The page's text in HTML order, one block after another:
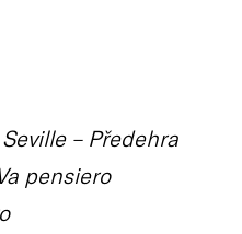
– Předehra
pensiero